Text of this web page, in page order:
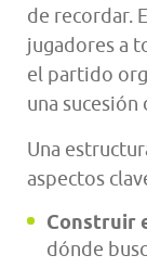
de recordar.
jugadores a
el partido
una sucesión
Una
aspectos
Construir
dónde